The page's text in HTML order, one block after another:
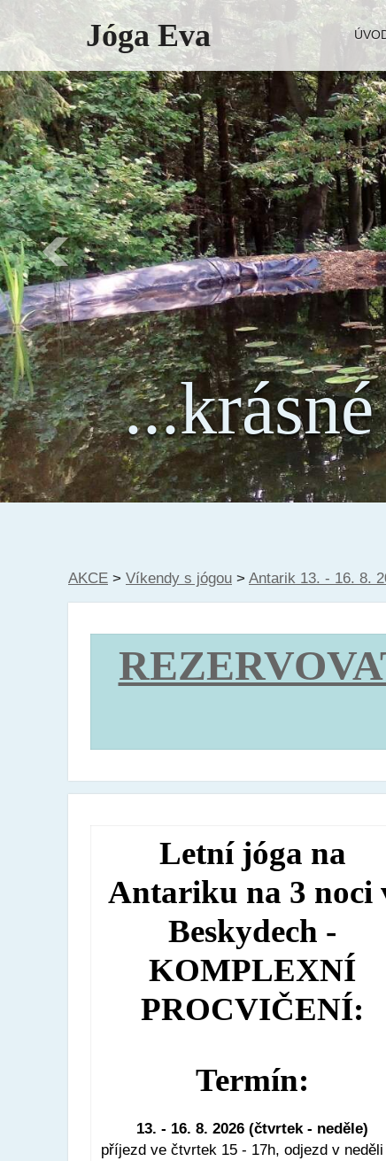
Jóga Eva
AKCE > Víkendy s jógou > Antarik 13. - 16. 8.
Letní jóga na
Antariku na 3 noci
Beskydech -
KOMPLEXNÍ
PROCVIČENÍ:
Termín:
13. - 16. 8. 2026 (čtvrtek - neděle)
příjezd ve čtvrtek 15 - 17h, odjezd v neděli